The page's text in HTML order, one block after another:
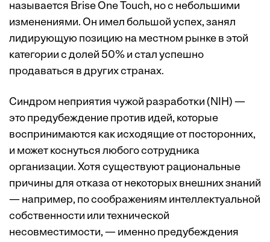
называется Brise One Touch, но с небольшими
изменениями. Он имел большой успех, занял
лидирующую позицию на местном рынке в этой
категории с долей 50% и стал успешно
продаваться в других странах.
Синдром неприятия чужой разработки (NIH) —
это предубеждение против идей, которые
воспринимаются как исходящие от посторонних,
и может коснуться любого сотрудника
организации. Хотя существуют рациональные
причины для отказа от некоторых внешних знаний
— например, по соображениям интеллектуальной
собственности или технической
несовместимости, — именно предубеждения